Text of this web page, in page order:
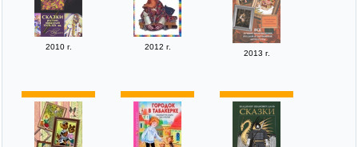
2010 г. 2012 г.
2013 г.